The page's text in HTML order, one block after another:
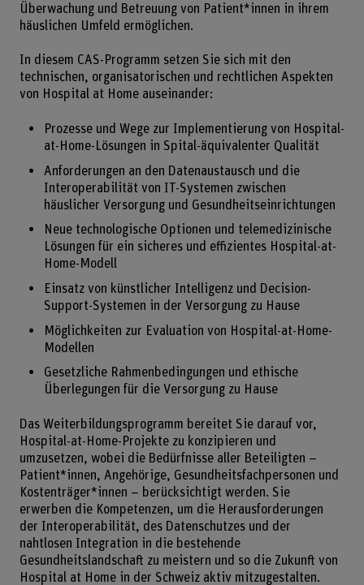
Überwachung und Betreuung von Patient*innen in ihrem
häuslichen Umfeld ermöglichen.
In diesem CAS-Programm setzen Sie sich mit den
technischen, organisatorischen und rechtlichen Aspekten
von Hospital at Home auseinander:
Prozesse und Wege zur Implementierung von Hospital-
at-Home-Lösungen in Spital-äquivalenter Qualität
Anforderungen an den Datenaustausch und die
Interoperabilität von IT-Systemen zwischen
häuslicher Versorgung und Gesundheitseinrichtungen
Neue technologische Optionen und telemedizinische
Lösungen für ein sicheres und effizientes Hospital-at-
Home-Modell
Einsatz von künstlicher Intelligenz und Decision-
Support-Systemen in der Versorgung zu Hause
Möglichkeiten zur Evaluation von Hospital-at-Home-
Modellen
Gesetzliche Rahmenbedingungen und ethische
Überlegungen für die Versorgung zu Hause
Das Weiterbildungsprogramm bereitet Sie darauf vor,
Hospital-at-Home-Projekte zu konzipieren und
umzusetzen, wobei die Bedürfnisse aller Beteiligten –
Patient*innen, Angehörige, Gesundheitsfachpersonen und
Kostenträger*innen – berücksichtigt werden. Sie
erwerben die Kompetenzen, um die Herausforderungen
der Interoperabilität, des Datenschutzes und der
nahtlosen Integration in die bestehende
Gesundheitslandschaft zu meistern und so die Zukunft von
Hospital at Home in der Schweiz aktiv mitzugestalten.